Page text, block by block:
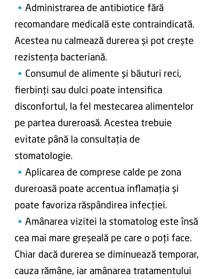
Administrarea de antibiotice fără
recomandare medicală este contraindicată.
Acestea nu calmează durerea și pot crește
rezistența bacteriană.
Consumul de alimente și băuturi reci,
fierbinți sau dulci poate intensifica
disconfortul, la fel mestecarea alimentelor
pe partea dureroasă. Acestea trebuie
evitate până la consultația de
stomatologie.
Aplicarea de comprese calde pe zona
dureroasă poate accentua inflamația și
poate favoriza răspândirea infecției.
Amânarea vizitei la stomatolog este însă
cea mai mare greșeală pe care o poți face.
Chiar dacă durerea se diminuează temporar,
cauza rămâne, iar amânarea tratamentului